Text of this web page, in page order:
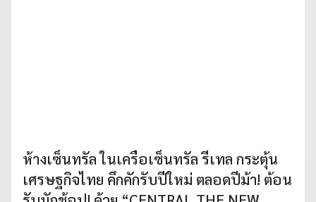
ห้างเซ็นทรัล ในเครือเซ็นทรัล รีเทล กระตุ้น
เศรษฐกิจไทย คึกคักรับปีใหม่ ตลอดปีม้า! ต้อน